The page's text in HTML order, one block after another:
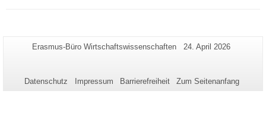
Zusätzliche
dieser
Seiten-
Erasmus-Büro Wirtschaftswissenschaften
Letzte
24. April 2026
Datenschutz Impressum Barrierefreiheit Zum Seitenanfang